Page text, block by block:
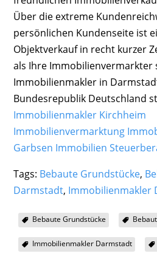
Über die extreme
persönlichen Kundenseite ist
Objektverkauf in recht kurzer
als Ihre Immobilienvermarkter
Immobilienmakler in
Bundesrepublik Deutschland
Immobilienmakler Kirchheim
Immobilienvermarktung
Garbsen Immobilien
Tags: Bebaute Grundstücke,
Darmstadt, Immobilienmakler
Bebaute Grundstücke
Immobilienmakler Darmstadt